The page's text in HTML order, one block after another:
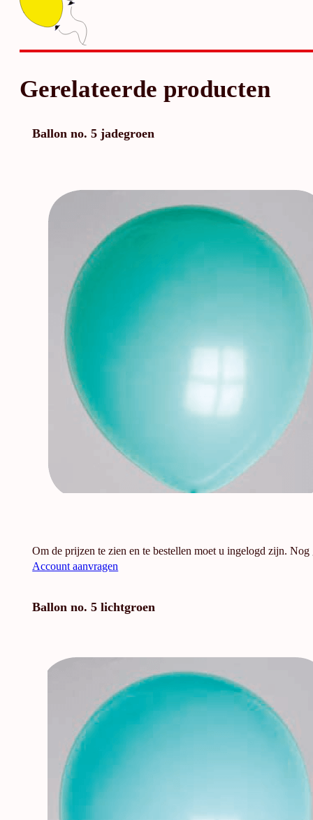
Gerelateerde producten
Ballon no. 5 jadegroen
Om de prijzen te zien en te bestellen moet u ingelogd zijn. Nog
Account aanvragen
Ballon no. 5 lichtgroen